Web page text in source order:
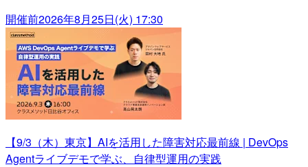
開催前2026年8月25日(火) 17:30
【9/3（木）東京】AIを活用した障害対応最前線 | DevOps
Agentライブデモで学ぶ、自律型運用の実践